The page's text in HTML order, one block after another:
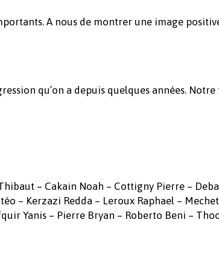
A nous de montrer une image
qu’on a depuis quelques années.
– Cakain Noah – Cottigny Pierre –
– Kerzazi Redda – Leroux Raphael –
Yanis – Pierre Bryan – Roberto Beni –